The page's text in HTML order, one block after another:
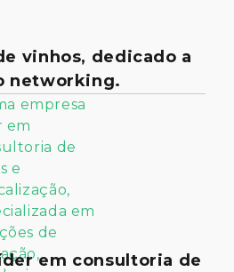
vinhos, dedicado a
networking.
em consultoria de